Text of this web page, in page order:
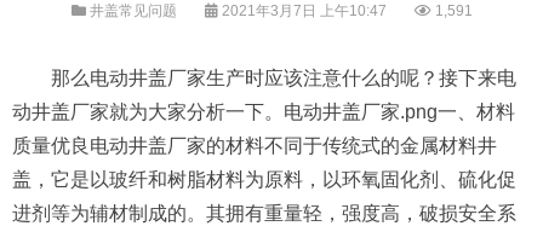
井盖常见问题 2021年3月7日 上午10:47 1,591
那么电动井盖厂家生产时应该注意什么的呢？接下来电
动井盖厂家就为大家分析一下。电动井盖厂家.png一、材料
质量优良电动井盖厂家的材料不同于传统式的金属材料井
盖，它是以玻纤和树脂材料为原料，以环氧固化剂、硫化促
进剂等为辅材制成的。其拥有重量轻，强度高，破损安全系